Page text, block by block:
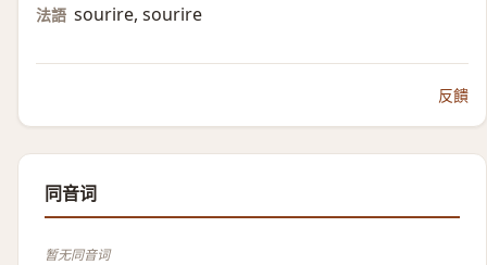
法語 sourire, sourire
反饋
同音词
暂无同音词